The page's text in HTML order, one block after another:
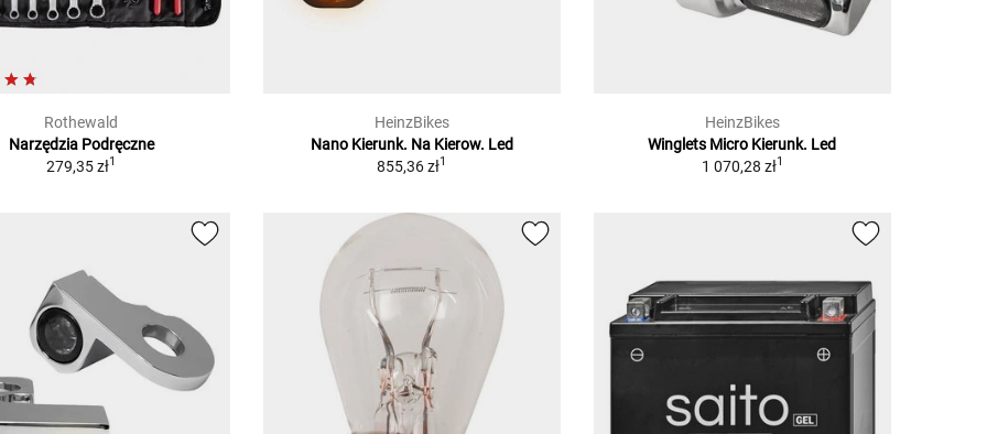
Rothewald
Narzędzia Podręczne
279,35 zł1
HeinzBikes
Nano Kierunk. Na Kierow. Led
855,36 zł1
HeinzBikes
Winglets Micro Kierunk. Led
1 070,28 zł1